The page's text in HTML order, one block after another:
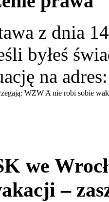
z dnia
byłeś
na
WZW A nie robi sobie
we
–